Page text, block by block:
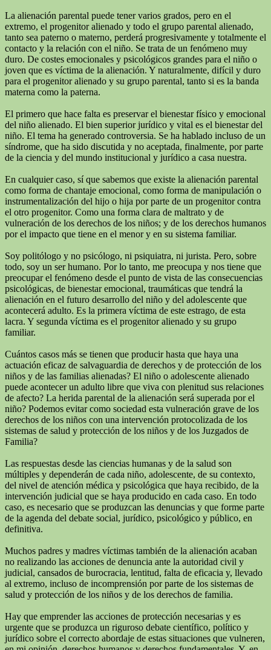
La alienación parental puede tener varios grados, pero en el
extremo, el progenitor alienado y todo el grupo parental alienado,
tanto sea paterno o materno, perderá progresivamente y totalmente el
contacto y la relación con el niño. Se trata de un fenómeno muy
duro. De costes emocionales y psicológicos grandes para el niño o
joven que es víctima de la alienación. Y naturalmente, difícil y duro
para el progenitor alienado y su grupo parental, tanto si es la banda
materna como la paterna.
El primero que hace falta es preservar el bienestar físico y emocional
del niño alienado. El bien superior jurídico y vital es el bienestar del
niño. El tema ha generado controversia. Se ha hablado incluso de un
síndrome, que ha sido discutida y no aceptada, finalmente, por parte
de la ciencia y del mundo institucional y jurídico a casa nuestra.
En cualquier caso, sí que sabemos que existe la alienación parental
como forma de chantaje emocional, como forma de manipulación o
instrumentalización del hijo o hija por parte de un progenitor contra
el otro progenitor. Como una forma clara de maltrato y de
vulneración de los derechos de los niños; y de los derechos humanos
por el impacto que tiene en el menor y en su sistema familiar.
Soy politólogo y no psicólogo, ni psiquiatra, ni jurista. Pero, sobre
todo, soy un ser humano. Por lo tanto, me preocupa y nos tiene que
preocupar el fenómeno desde el punto de vista de las consecuencias
psicológicas, de bienestar emocional, traumáticas que tendrá la
alienación en el futuro desarrollo del niño y del adolescente que
acontecerá adulto. Es la primera víctima de este estrago, de esta
lacra. Y segunda víctima es el progenitor alienado y su grupo
familiar.
Cuántos casos más se tienen que producir hasta que haya una
actuación eficaz de salvaguardia de derechos y de protección de los
niños y de las familias alienadas? El niño o adolescente alienado
puede acontecer un adulto libre que viva con plenitud sus relaciones
de afecto? La herida parental de la alienación será superada por el
niño? Podemos evitar como sociedad esta vulneración grave de los
derechos de los niños con una intervención protocolizada de los
sistemas de salud y protección de los niños y de los Juzgados de
Familia?
Las respuestas desde las ciencias humanas y de la salud son
múltiples y dependerán de cada niño, adolescente, de su contexto,
del nivel de atención médica y psicológica que haya recibido, de la
intervención judicial que se haya producido en cada caso. En todo
caso, es necesario que se produzcan las denuncias y que forme parte
de la agenda del debate social, jurídico, psicológico y público, en
definitiva.
Muchos padres y madres víctimas también de la alienación acaban
no realizando las acciones de denuncia ante la autoridad civil y
judicial, cansados de burocracia, lentitud, falta de eficacia y, llevado
al extremo, incluso de incomprensión por parte de los sistemas de
salud y protección de los niños y de los derechos de familia.
Hay que emprender las acciones de protección necesarias y es
urgente que se produzca un riguroso debate científico, político y
jurídico sobre el correcto abordaje de estas situaciones que vulneren,